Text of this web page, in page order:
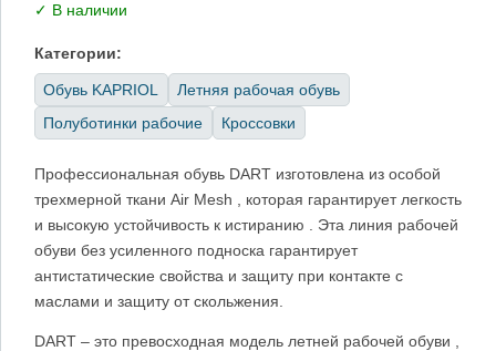
✓ В наличии
Категории:
Обувь KAPRIOL
Летняя рабочая обувь
Полуботинки рабочие
Кроссовки
Профессиональная обувь DART изготовлена из особой
трехмерной ткани Air Mesh , которая гарантирует легкость
и высокую устойчивость к истиранию . Эта линия рабочей
обуви без усиленного подноска гарантирует
антистатические свойства и защиту при контакте с
маслами и защиту от скольжения.
DART – это превосходная модель летней рабочей обуви ,